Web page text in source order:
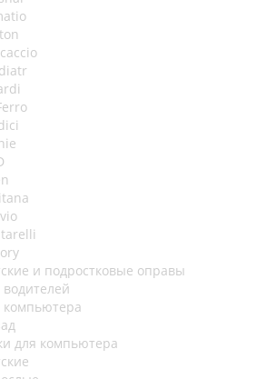
и подростковые оправы
компьютера
для компьютера